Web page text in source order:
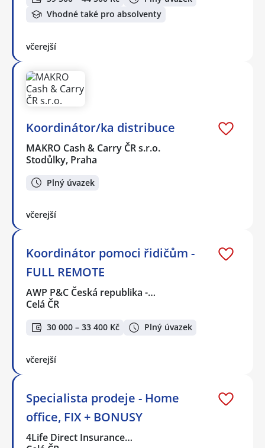
Vhodné také pro absolventy
včerejší
Koordinátor/ka distribuce
MAKRO Cash & Carry ČR s.r.o.
Stodůlky, Praha
Plný úvazek
včerejší
Koordinátor pomoci řidičům -
FULL REMOTE
AWP P&C Česká republika -…
Celá ČR
30 000 – 33 400 Kč Plný úvazek
včerejší
Specialista prodeje - Home
office, FIX + BONUSY
4Life Direct Insurance…